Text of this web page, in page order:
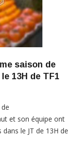
saison de
13H de TF1
et son équipe ont
le JT de 13H de